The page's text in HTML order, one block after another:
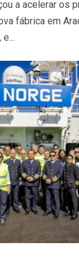
a acelerar os
fábrica em